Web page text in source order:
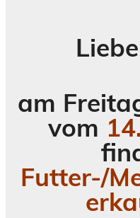
am
vom
Futter-/